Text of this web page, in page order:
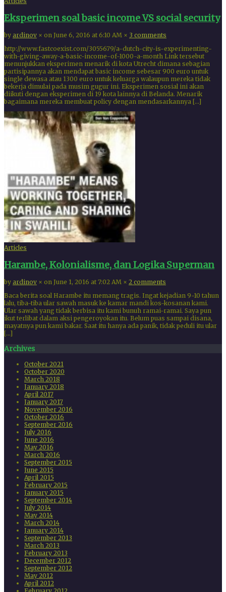
Eksperimen soal basic income VS social security
by ardinov × on June 6, 2016 at 6:10 AM × 3 comments
http://www.fastcoexist.com/3055679/a-dutch-city-is-experimenting-
with-giving-away-a-basic-income-of-1000-a-month Link tersebut
menunjukkan eksperimen menarik di kota Utrecht dimana sebagian
partisipannya akan mendapat basic income sebesar 900 euro untuk
single dewasa atau 1300 euro untuk keluarga walaupun mereka tidak
bekerja dimulai pada musim gugur ini. Eksperimen sosial ini akan
diikuti dengan eksperimen di 19 kota lainnya di Belanda. Menarik
bagaimana mereka membuat policy dengan mendasarkannya […]
Articles
Harambe, Kolonialisme, dan Logika Superman
by ardinov × on June 1, 2016 at 7:02 AM × 2 comments
Baca berita soal Harambe itu memang tragis. Ingat kejadian 9-10 tahun
lalu, tiba-tiba ular sawah masuk ke kamar mandi kos-kosanan kami.
Ular sawah yang tidak berbisa itu kami bunuh ramai-ramai. Saya pun
ikut terlibat dalam aksi pengeroyokan itu. Belum puas sampai disana,
mayatnya pun kami bakar. Saat itu hanya ada panik, tidak peduli itu ular
[…]
Archives
October 2021
October 2020
March 2018
January 2018
April 2017
January 2017
November 2016
October 2016
September 2016
July 2016
June 2016
May 2016
March 2016
September 2015
June 2015
April 2015
February 2015
January 2015
September 2014
July 2014
May 2014
March 2014
January 2014
September 2013
March 2013
February 2013
December 2012
September 2012
May 2012
April 2012